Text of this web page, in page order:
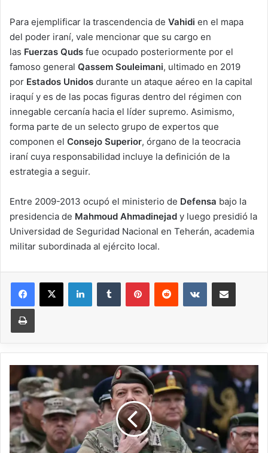
Para ejemplificar la trascendencia de Vahidi en el mapa
del poder iraní, vale mencionar que su cargo en
las Fuerzas Quds fue ocupado posteriormente por el
famoso general Qassem Souleimani, ultimado en 2019
por Estados Unidos durante un ataque aéreo en la capital
iraquí y es de las pocas figuras dentro del régimen con
innegable cercanía hacia el líder supremo. Asimismo,
forma parte de un selecto grupo de expertos que
componen el Consejo Superior, órgano de la teocracia
iraní cuya responsabilidad incluye la definición de la
estrategia a seguir.
Entre 2009-2013 ocupó el ministerio de Defensa bajo la
presidencia de Mahmoud Ahmadinejad y luego presidió la
Universidad de Seguridad Nacional en Teherán, academia
militar subordinada al ejército local.